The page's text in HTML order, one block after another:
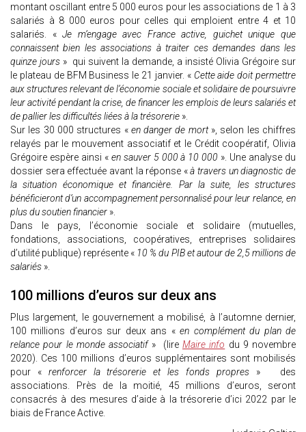
montant oscillant entre 5 000 euros pour les associations de 1 à 3
salariés à 8 000 euros pour celles qui emploient entre 4 et 10
salariés. «Je m’engage avec France active, guichet unique que
connaissent bien les associations à traiter ces demandes dans les
quinze jours » qui suivent la demande, a insisté Olivia Grégoire sur
le plateau de BFM Business le 21 janvier. « Cette aide doit permettre
aux structures relevant de l’économie sociale et solidaire de poursuivre
leur activité pendant la crise, de financer les emplois de leurs salariés et
de pallier les difficultés liées à la trésorerie ».
Sur les 30 000 structures «en danger de mort», selon les chiffres
relayés par le mouvement associatif et le Crédit coopératif, Olivia
Grégoire espère ainsi « en sauver 5 000 à 10 000 ». Une analyse du
dossier sera effectuée avant la réponse «à travers un diagnostic de
la situation économique et financière. Par la suite, les structures
bénéficieront d’un accompagnement personnalisé pour leur relance, en
plus du soutien financier ».
Dans le pays, l’économie sociale et solidaire (mutuelles,
fondations, associations, coopératives, entreprises solidaires
d’utilité publique) représente « 10 % du PIB et autour de 2,5 millions de
salariés ».
100 millions d’euros sur deux ans
Plus largement, le gouvernement a mobilisé, à l’automne dernier,
100 millions d’euros sur deux ans «en complément du plan de
relance pour le monde associatif» (lire Maire info du 9 novembre
2020). Ces 100 millions d’euros supplémentaires sont mobilisés
pour « renforcer la trésorerie et les fonds propres» des
associations. Près de la moitié, 45 millions d’euros, seront
consacrés à des mesures d’aide à la trésorerie d’ici 2022 par le
biais de France Active.